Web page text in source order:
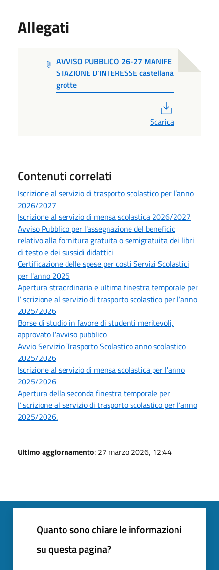
Allegati
AVVISO PUBBLICO 26-27 MANIFE
STAZIONE D'INTERESSE castellana
grotte
Scarica
Contenuti correlati
Iscrizione al servizio di trasporto scolastico per l’anno
2026/2027
Iscrizione al servizio di mensa scolastica 2026/2027
Avviso Pubblico per l'assegnazione del beneficio
relativo alla fornitura gratuita o semigratuita dei libri
di testo e dei sussidi didattici
Certificazione delle spese per costi Servizi Scolastici
per l'anno 2025
Apertura straordinaria e ultima finestra temporale per
l’iscrizione al servizio di trasporto scolastico per l’anno
2025/2026
Borse di studio in favore di studenti meritevoli,
approvato l'avviso pubblico
Avvio Servizio Trasporto Scolastico anno scolastico
2025/2026
Iscrizione al servizio di mensa scolastica per l'anno
2025/2026
Apertura della seconda finestra temporale per
l’iscrizione al servizio di trasporto scolastico per l’anno
2025/2026.
Ultimo aggiornamento: 27 marzo 2026, 12:44
Quanto sono chiare le informazioni
su questa pagina?